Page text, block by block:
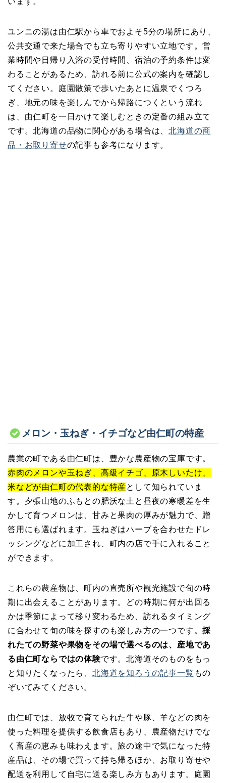
ユンニの湯は由仁駅から車でおよそ5分の場所にあり、
公共交通で来た場合でも立ち寄りやすい立地です。営
業時間や日帰り入浴の受付時間、宿泊の予約条件は変
わることがあるため、訪れる前に公式の案内を確認し
てください。庭園散策で歩いたあとに温泉でくつろ
ぎ、地元の味を楽しんでから帰路につくという流れ
は、由仁町を一日かけて楽しむときの定番の組み立て
です。北海道の品物に関心がある場合は、北海道の商
品・お取り寄せの記事も参考になります。
メロン・玉ねぎ・イチゴなど由仁町の特産
農業の町である由仁町は、豊かな農産物の宝庫です。
赤肉のメロンや玉ねぎ、高級イチゴ、原木しいたけ、
米などが由仁町の代表的な特産として知られていま
す。夕張山地のふもとの肥沃な土と昼夜の寒暖差を生
かして育つメロンは、甘みと果肉の厚みが魅力で、贈
答用にも選ばれます。玉ねぎはハーブを合わせたドレ
ッシングなどに加工され、町内の店で手に入れること
ができます。
これらの農産物は、町内の直売所や観光施設で旬の時
期に出会えることがあります。どの時期に何が出回る
かは季節によって移り変わるため、訪れるタイミング
に合わせて旬の味を探すのも楽しみ方の一つです。採
れたての野菜や果物をその場で選べるのは、産地であ
る由仁町ならではの体験です。北海道そのものをもっ
と知りたくなったら、 北海道を知ろうの記事一覧 もの
ぞいてみてください。
由仁町では、放牧で育てられた牛や豚、羊などの肉を
使った料理を提供する飲食店もあり、農産物だけでな
く畜産の恵みも味わえます。旅の途中で気になった特
産品は、その場で買って持ち帰るほか、お取り寄せや
配送を利用して自宅に送る楽しみ方もあります。庭園